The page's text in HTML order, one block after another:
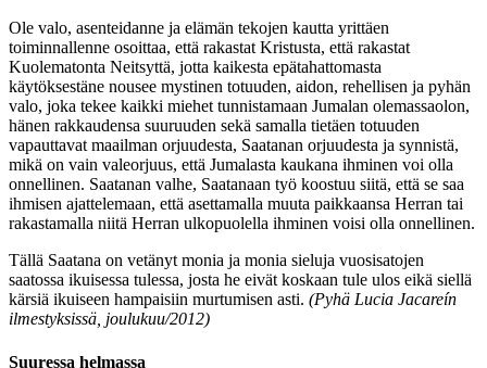
Ole valo, asenteidanne ja elämän tekojen kautta yrittäen
toiminnallenne osoittaa, että rakastat Kristusta, että rakastat
Kuolematonta Neitsyttä, jotta kaikesta epätahattomasta
käytöksestäne nousee mystinen totuuden, aidon, rehellisen ja pyhän
valo, joka tekee kaikki miehet tunnistamaan Jumalan olemassaolon,
hänen rakkaudensa suuruuden sekä samalla tietäen totuuden
vapauttavat maailman orjuudesta, Saatanan orjuudesta ja synnistä,
mikä on vain valeorjuus, että Jumalasta kaukana ihminen voi olla
onnellinen. Saatanan valhe, Saatanaan työ koostuu siitä, että se saa
ihmisen ajattelemaan, että asettamalla muuta paikkaansa Herran tai
rakastamalla niitä Herran ulkopuolella ihminen voisi olla onnellinen.
Tällä Saatana on vetänyt monia ja monia sieluja vuosisatojen
saatossa ikuisessa tulessa, josta he eivät koskaan tule ulos eikä siellä
kärsiä ikuiseen hampaisiin murtumisen asti. (Pyhä Lucia Jacareín
ilmestyksissä, joulukuu/2012)
Suuressa helmassa